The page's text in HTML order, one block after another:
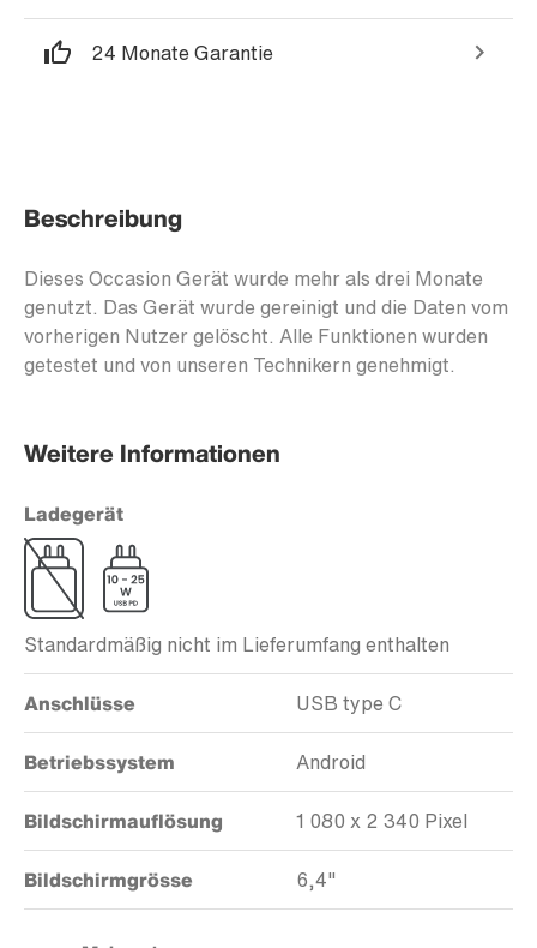
24 Monate Garantie
Beschreibung
Dieses Occasion Gerät wurde mehr als drei Monate
genutzt. Das Gerät wurde gereinigt und die Daten vom
vorherigen Nutzer gelöscht. Alle Funktionen wurden
getestet und von unseren Technikern genehmigt.
Weitere Informationen
Ladegerät
Standardmäßig nicht im Lieferumfang enthalten
Anschlüsse USB type C
Betriebssystem Android
Bildschirmauflösung 1 080 x 2 340 Pixel
Bildschirmgrösse 6,4"